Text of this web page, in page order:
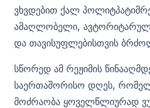
ვხვდებით ქალ
ამაღლობელი,
და თავისუფლებისთვის
სწორედ ამ რეჟიმის
საერთაშორისო დღეს,
მოძრაობა ყოველწლიურად